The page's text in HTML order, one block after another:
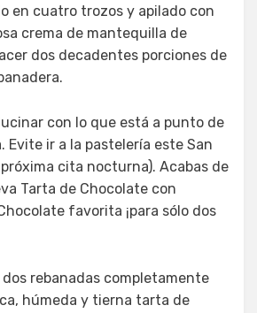
en cuatro trozos y apilado con
crema de mantequilla de
dos decadentes porciones de
con lo que está a punto de
Evite ir a la pastelería este San
cita nocturna). Acabas de
Tarta de Chocolate con
favorita ¡para sólo dos
rebanadas completamente
húmeda y tierna tarta de